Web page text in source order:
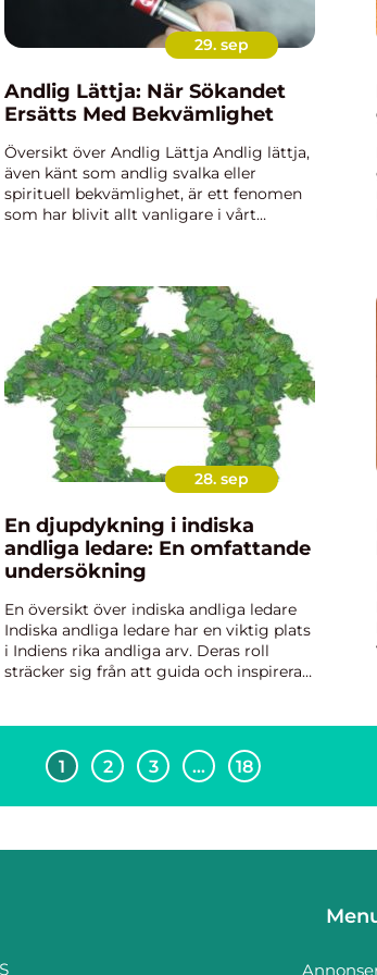
29. sep
Andlig Lättja: När Sökandet
Ersätts Med Bekvämlighet
Översikt över Andlig Lättja Andlig lättja,
även känt som andlig svalka eller
spirituell bekvämlighet, är ett fenomen
som har blivit allt vanligare i vårt
28. sep
En djupdykning i indiska
andliga ledare: En omfattande
undersökning
En översikt över indiska andliga ledare
Indiska andliga ledare har en viktig plats
i Indiens rika andliga arv. Deras roll
sträcker sig från att guida och inspirera
1 2 3 … 18